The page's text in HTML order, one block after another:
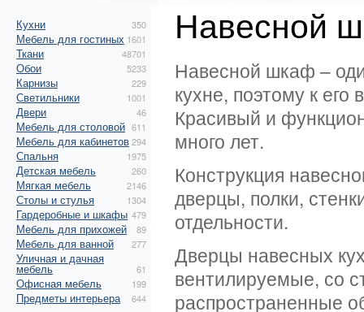
Кухни 350
Мебель для гостиных 1601
Ткани 48701
Обои 5233
Карнизы 229
Светильники 1001
Двери 46
Мебель для столовой 611
Мебель для кабинетов294
Спальня 1975
Детская мебель 260
Мягкая мебель 2146
Столы и стулья 1304
Гардеробные и шкафы 479
Мебель для прихожей 89
Мебель для ванной 277
Уличная и дачная
мебель 61
Офисная мебель 199
Предметы интерьера 644
Навесной
Навесной шкаф –
кухне, поэтому к
Красивый и
много лет.
Конструкция
дверцы, полки,
отдельности.
Дверцы навесных
вентилируемые, со
распространенные